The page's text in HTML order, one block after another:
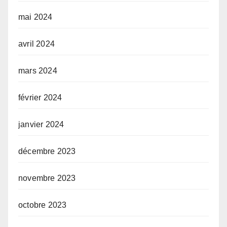
mai 2024
avril 2024
mars 2024
février 2024
janvier 2024
décembre 2023
novembre 2023
octobre 2023